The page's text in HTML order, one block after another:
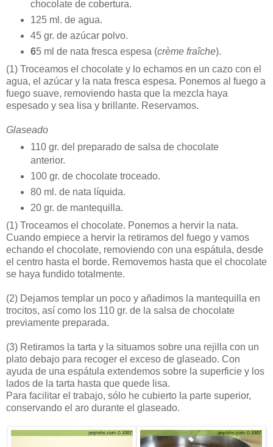
chocolate de cobertura.
125 ml. de agua.
45 gr. de azúcar polvo.
65 ml de nata fresca espesa (crème fraîche).
(1) Troceamos el chocolate y lo echamos en un cazo con el
agua, el azúcar y la nata fresca espesa. Ponemos al fuego a
fuego suave, removiendo hasta que la mezcla haya
espesado y sea lisa y brillante. Reservamos.
Glaseado
110 gr. del preparado de salsa de chocolate
anterior.
100 gr. de chocolate troceado.
80 ml. de nata líquida.
20 gr. de mantequilla.
(1) Troceamos el chocolate. Ponemos a hervir la nata.
Cuando empiece a hervir la retiramos del fuego y vamos
echando el chocolate, removiendo con una espátula, desde
el centro hasta el borde. Removemos hasta que el chocolate
se haya fundido totalmente.
(2) Dejamos templar un poco y añadimos la mantequilla en
trocitos, así como los 110 gr. de la salsa de chocolate
previamente preparada.
(3) Retiramos la tarta y la situamos sobre una rejilla con un
plato debajo para recoger el exceso de glaseado. Con
ayuda de una espátula extendemos sobre la superficie y los
lados de la tarta hasta que quede lisa.
Para facilitar el trabajo, sólo he cubierto la parte superior,
conservando el aro durante el glaseado.